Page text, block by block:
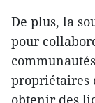
De plus, la
pour
propriétaires
obtenir des